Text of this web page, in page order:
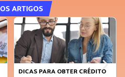
ARTIGOS
FAÇA A DIFERENÇA: SEJA